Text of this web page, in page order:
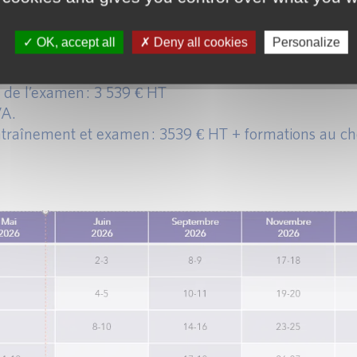
050 € HT
l’examen : 3 539 € HT
et examen : 3539 € HT + formations au
OK, accept all Deny all cookies Personalize